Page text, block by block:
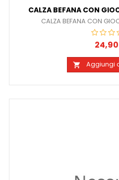
CALZA BEFANA CON
CALZA BEFANA CON
Prezzo
 Aggiungi